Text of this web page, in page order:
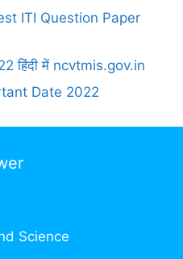
ITI Question Paper
हिंदी में ncvtmis.gov.in
Date 2022
Science